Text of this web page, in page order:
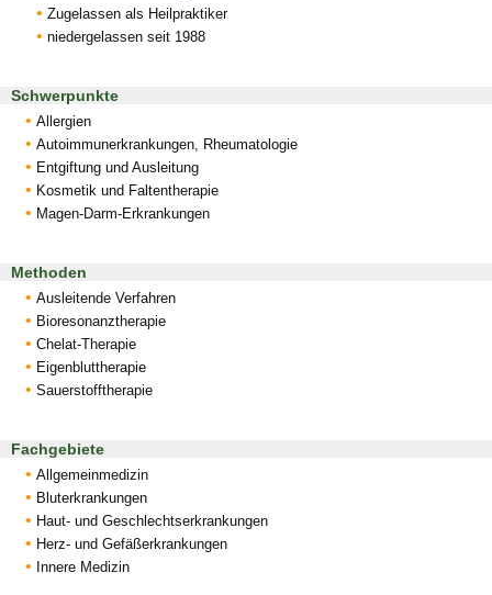
Zugelassen als Heilpraktiker
niedergelassen seit 1988
Schwerpunkte
Allergien
Autoimmunerkrankungen, Rheumatologie
Entgiftung und Ausleitung
Kosmetik und Faltentherapie
Magen-Darm-Erkrankungen
Methoden
Ausleitende Verfahren
Bioresonanztherapie
Chelat-Therapie
Eigenbluttherapie
Sauerstofftherapie
Fachgebiete
Allgemeinmedizin
Bluterkrankungen
Haut- und Geschlechtserkrankungen
Herz- und Gefäßerkrankungen
Innere Medizin